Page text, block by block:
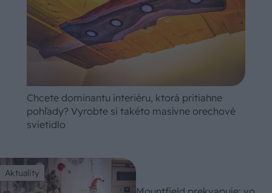
Chcete dominantu interiéru, ktorá pritiahne
pohľady? Vyrobte si takéto masívne orechové
svietidlo
Aktuality